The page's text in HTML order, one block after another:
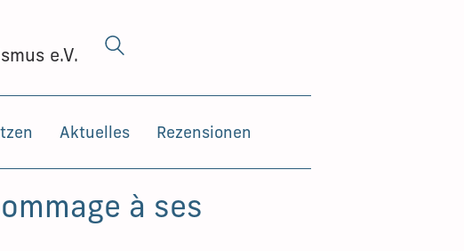
e.V.
Aktuelles Rezensionen
à ses